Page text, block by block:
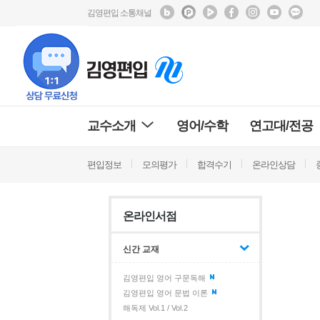
김영편입 소통채널
교수소개 영어/수학 연고대/전공
편입정보 모의평가 합격수기 온라인상담
온라인서점
신간 교재
김영편입 영어 구문독해
김영편입 영어 문법 이론
해독제 Vol.1 / Vol.2